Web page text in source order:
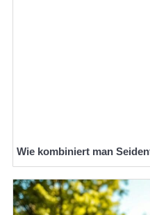
Wie kombiniert man